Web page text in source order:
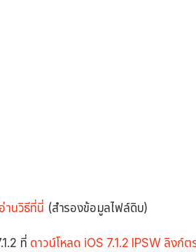
อ่านวิธีที่นี่ (สำรองข้อมูลไฟล์ดิบ)
ที่ ดาวน์โหลด iOS 7.1.2 IPSW ลิง